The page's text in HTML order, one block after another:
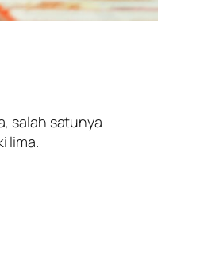
salah satunya
lima.